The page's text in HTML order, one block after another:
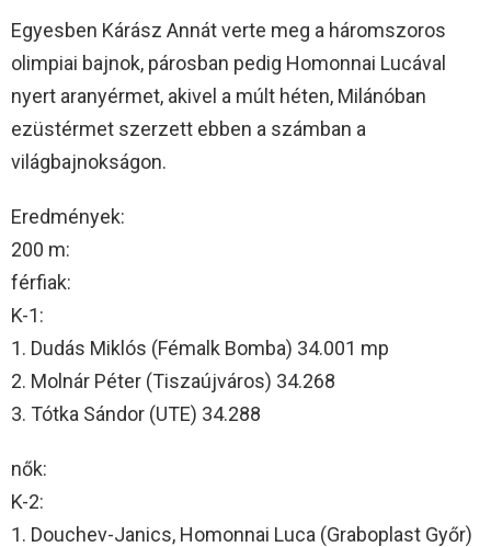
Egyesben Kárász Annát verte meg a háromszoros
olimpiai bajnok, párosban pedig Homonnai Lucával
nyert aranyérmet, akivel a múlt héten, Milánóban
ezüstérmet szerzett ebben a számban a
világbajnokságon.
Eredmények:
200 m:
férfiak:
K-1:
1. Dudás Miklós (Fémalk Bomba) 34.001 mp
2. Molnár Péter (Tiszaújváros) 34.268
3. Tótka Sándor (UTE) 34.288
nők:
K-2:
1. Douchev-Janics, Homonnai Luca (Graboplast Győr)